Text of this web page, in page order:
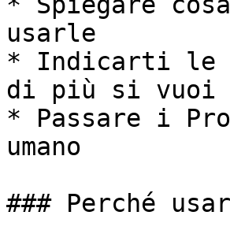
usarle
* Indicarti le
di più si vuoi
* Passare i
umano
### Perché